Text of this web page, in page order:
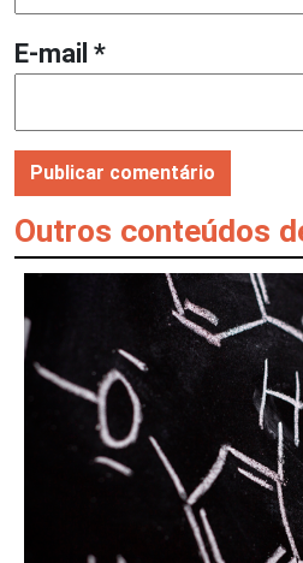
E-mail *
Outros conteúdos